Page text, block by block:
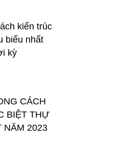
kiến trúc
biểu nhất
kỳ
CÁCH
BIỆT THỰ
NĂM 2023